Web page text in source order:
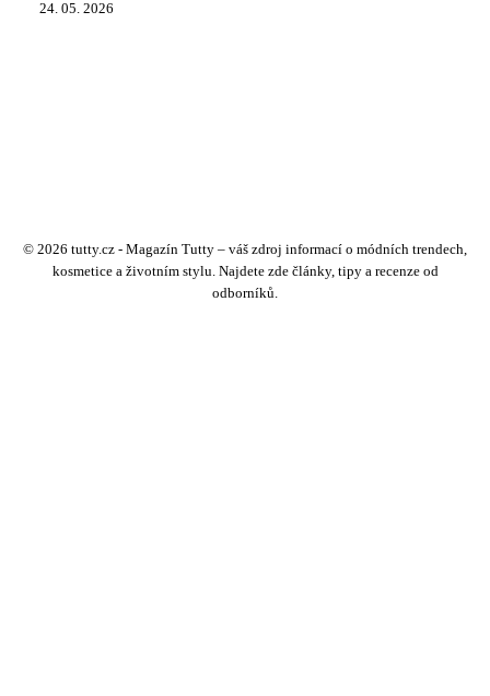
24. 05. 2026
© 2026 tutty.cz - Magazín Tutty – váš zdroj informací o módních trendech,
kosmetice a životním stylu. Najdete zde články, tipy a recenze od
odborníků.